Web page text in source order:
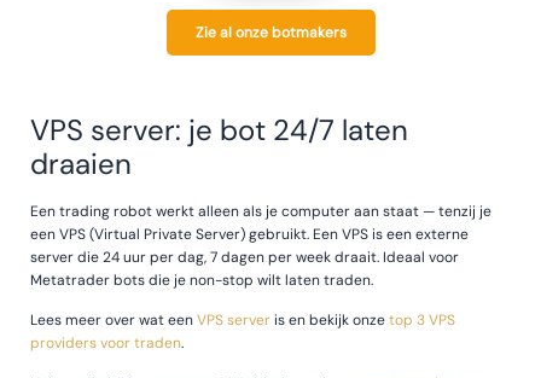
Zie al onze botmakers
VPS server: je bot 24/7 laten
draaien
Een trading robot werkt alleen als je computer aan staat — tenzij je
een VPS (Virtual Private Server) gebruikt. Een VPS is een externe
server die 24 uur per dag, 7 dagen per week draait. Ideaal voor
Metatrader bots die je non-stop wilt laten traden.
Lees meer over wat eenVPS server is en bekijk onzetop 3 VPS
providers voor traden.